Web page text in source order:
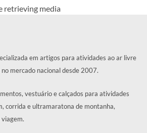
retrieving media
em artigos para atividades ao ar livre
mercado nacional desde 2007.
vestuário e calçados para atividades
corrida e ultramaratona de montanha,